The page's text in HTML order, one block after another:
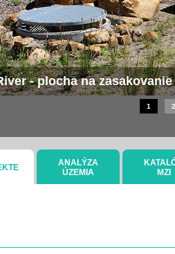
- plocha na
1 2
ANALÝZA
ÚZEMIA
MZI